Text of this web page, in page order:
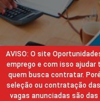
AVISO: O site
emprego e com isso
quem busca contratar.
seleção ou contratação
vagas anunciadas são